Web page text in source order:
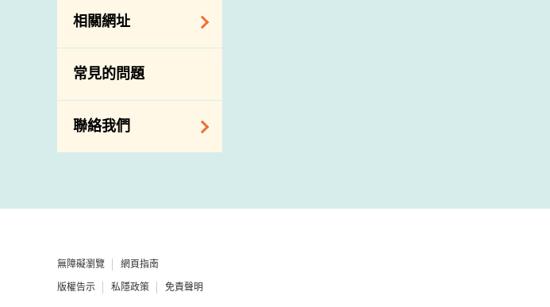
相關網址
相關政府部門／機
構
常見的問題
聯絡我們
地址及電話
郵件貼上足夠郵資
無障礙瀏覽 網頁指南
版權告示 私隱政策 免責聲明